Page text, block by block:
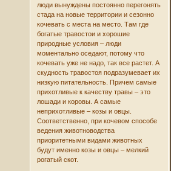
люди вынуждены постоянно перегонять
стада на новые территории и сезонно
кочевать с места на место. Там где
богатые травостои и хорошие
природные условия – люди
моментально оседают, потому что
кочевать уже не надо, так все растет. А
скудность травостоя подразумевает их
низкую питательность. Причем самые
прихотливые к качеству травы – это
лошади и коровы. А самые
неприхотливые – козы и овцы.
Соответственно, при кочевом способе
ведения животноводства
приоритетными видами животных
будут именно козы и овцы – мелкий
рогатый скот.